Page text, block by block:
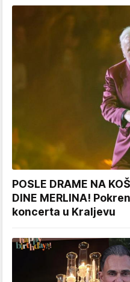
POSLE DRAME NA
DINE MERLINA!
koncerta u Kraljevu